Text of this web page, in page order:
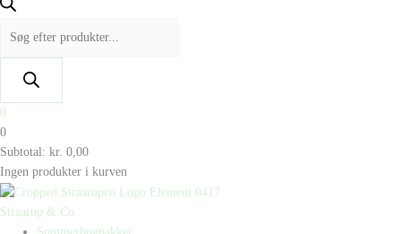
0
0
Subtotal: kr. 0,00
Ingen produkter i kurven
Straarup & Co